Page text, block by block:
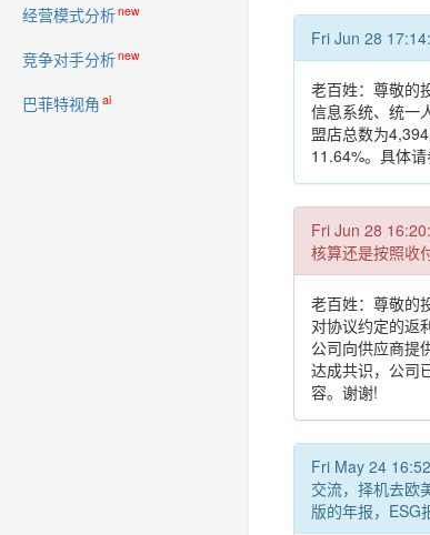
经营模式分析new
竞争对手分析new
巴菲特视角 ai
Fri Jun 28
老百姓：尊敬的
信息系统、统一
盟店总数为
11.64%。具体请
Fri Jun 28
核算还是按照收
老百姓：尊敬的
对协议约定的返
公司向供应商提
达成共识，公司
容。谢谢!
Fri May 24
交流，择机去欧
版的年报，ESG